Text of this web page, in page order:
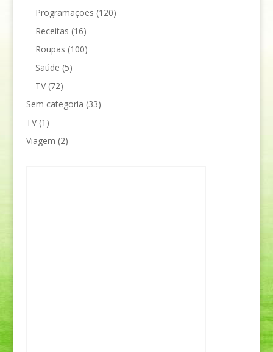
Programações (120)
Receitas (16)
Roupas (100)
Saúde (5)
TV(72)
Sem categoria (33)
TV(1)
Viagem (2)